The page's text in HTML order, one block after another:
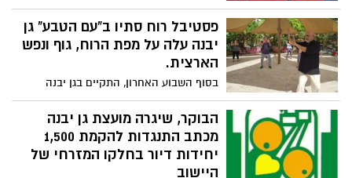
האצ"ל ויהווה מקום מפגש ואימונים לכל
חובבי האקסטרים והספורט ביישוב.
פסטיבל רוח סתיו ב"עם הטבע" גן
יבנה עלה על מפת הרוח, גוף ונפש
הארצית.
בסוף השבוע האחרון, התקיים בגן יבנה
פסטיבל בוטיק רביעי במספר ב"עם הטבע"
מרחב חברתי ירוק. במסגרת פסטיבל "רוח
סתיו" נהנו מאות משתתפים מכל רחבי הארץ
מתרגולי יוגה, טאי צ'י, צ'י קונג, ועוד,
מסדנאות, סיורים וחוויות רבות.
הבוקר, שיגרה מועצת גן יבנה
מכתב התנגדות להקמת 1,500
יחידות דיור בחלקו המזרחי של
היישוב